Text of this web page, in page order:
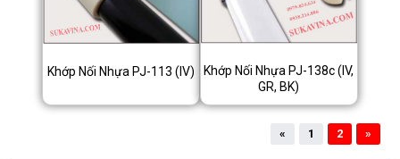
Khớp Nối Nhựa PJ-113 (IV)
Khớp Nối Nhựa PJ-138c (IV,
GR, BK)
« 1 2 »